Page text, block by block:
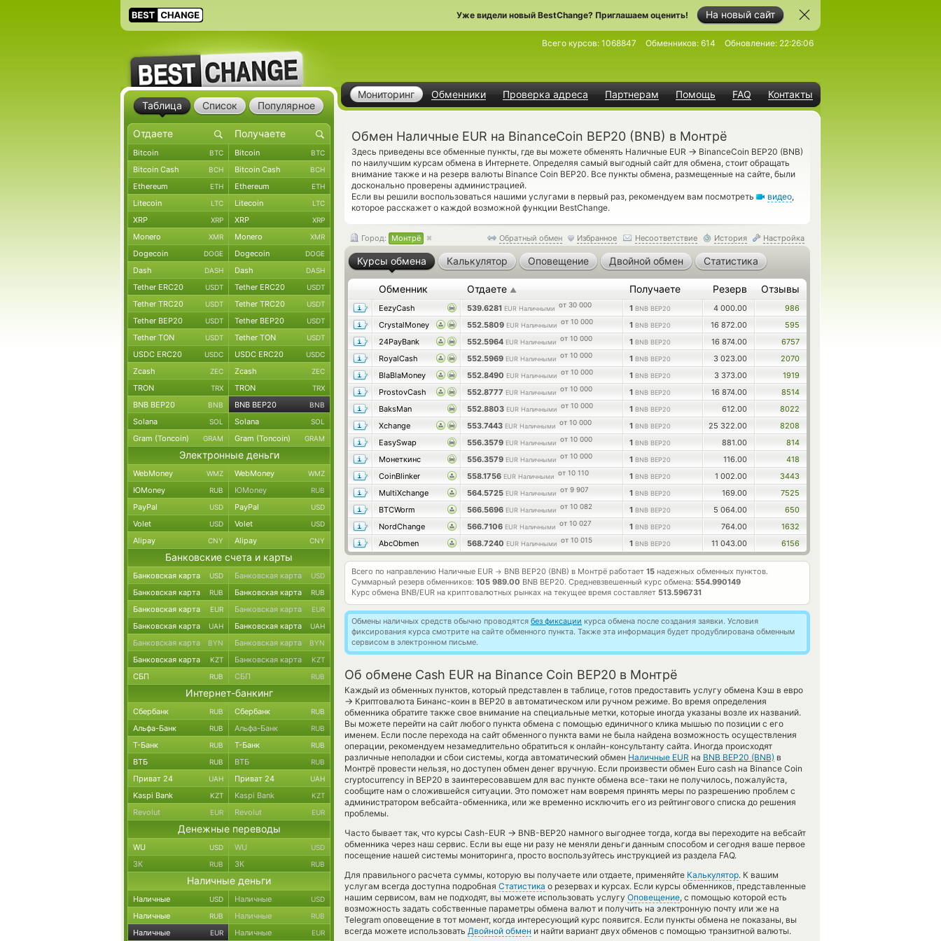
На новый сайт
Уже видели новый BestChange? Приглашаем оценить!
Мониторинг Обменники Проверка адреса Партнерам Помощь FAQ Контакты
Всего курсов: 1068847 Обменников: 614 Обновление: 22:26:06
Обмен Наличные EUR на BinanceCoin BEP20 (BNB) в Монтрё
Здесь приведены все обменные пункты, где вы можете обменять Наличные EUR → BinanceCoin BEP20 (BNB)
по наилучшим курсам обмена в Интернете. Определяя самый выгодный сайт для обмена, стоит обращать
внимание также и на резерв валюты Binance Coin BEP20. Все пункты обмена, размещенные на сайте, были
досконально проверены администрацией.
Если вы решили воспользоваться нашими услугами в первый раз, рекомендуем вам посмотреть
видео,
которое расскажет о каждой возможной функции BestChange.
Обратный обмен Избранное Несоответствие История Настройка
Город: Монтрё
Курсы обмена Калькулятор Оповещение Двойной обмен Статистика
Обменник Отдаете ▲ Получаете Резерв Отзывы
EezyCash 539.6281 EUR Наличными от 30 000 1 BNB BEP20 4 000.00
986
CrystalMoney
552.5809 EUR Наличными от 10 000 1 BNB BEP20 16 872.00
595
24PayBank
552.5964 EUR Наличными от 10 000 1 BNB BEP20 16 874.00
6757
RoyalCash
552.5969 EUR Наличными от 10 000 1 BNB BEP20 3 023.00
2070
BlaBlaMoney
552.8490 EUR Наличными от 10 000 1 BNB BEP20 3 373.00
1919
ProstovCash
552.8777 EUR Наличными от 10 000 1 BNB BEP20 16 874.00
8514
BaksMan
552.8803 EUR Наличными от 10 000 1 BNB BEP20 612.00
8022
Xchange
553.7443 EUR Наличными от 10 000 1 BNB BEP20 25 322.00
8208
EasySwap
556.3579 EUR Наличными от 10 000 1 BNB BEP20 881.00
814
Монеткинс
556.3579 EUR Наличными от 10 000 1 BNB BEP20 116.00
418
CoinBlinker
558.1756 EUR Наличными от 10 110 1 BNB BEP20 1 002.00
3443
MultiXchange
564.5725 EUR Наличными от 9 907 1 BNB BEP20 169.00
7525
BTCWorm
566.5696 EUR Наличными от 10 082 1 BNB BEP20 5 064.00
650
NordChange
566.7106 EUR Наличными от 10 027 1 BNB BEP20 764.00
1632
AbcObmen
568.7240 EUR Наличными от 10 015 1 BNB BEP20 11 043.00 6156
Всего по направлению Наличные EUR → BNB BEP20 (BNB) в Монтрё работает 15 надежных обменных пунктов.
Суммарный резерв обменников: 105 989.00 BNB BEP20. Средневзвешенный курс обмена: 554.990149
Курс обмена BNB/EUR на криптовалютных рынках на текущее время составляет 513.596731
Обмены наличных средств обычно проводятся без фиксации курса обмена после создания заявки. Условия
фиксирования курса смотрите на сайте обменного пункта. Также эта информация будет продублирована обменным
сервисом в электронном письме.
Об обмене Cash EUR на Binance Coin BEP20 в Монтрё
Каждый из обменных пунктов, который представлен в таблице, готов предоставить услугу обмена Кэш в евро
→ Криптовалюта Бинанс-коин в BEP20 в автоматическом или ручном режиме. Во время определения
обменника обратите также свое внимание на специальные метки, которые иногда указаны возле их названий.
Вы можете перейти на сайт любого пункта обмена с помощью единичного клика мышью по позиции с его
именем. Если после перехода на сайт обменного пункта вами не была найдена возможность осуществления
операции, рекомендуем незамедлительно обратиться к онлайн-консультанту сайта. Иногда происходят
различные неполадки и сбои системы, когда автоматический обмен Наличные EUR на BNB BEP20 (BNB) в
Монтрё провести нельзя, но доступен обмен денег вручную. Если произвести обмен Euro cash на Binance Coin
cryptocurrency in BEP20 в заинтересовавшем для вас пункте обмена все-таки не получилось, пожалуйста,
сообщите нам о сложившейся ситуации. Это поможет нам вовремя принять меры по разрешению проблем с
администратором вебсайта-обменника, или же временно исключить его из рейтингового списка до решения
проблемы.
Часто бывает так, что курсы Cash-EUR → BNB-BEP20 намного выгоднее тогда, когда вы переходите на вебсайт
обменника через наш сервис. Если вы еще ни разу не меняли деньги данным способом и сегодня ваше первое
посещение нашей системы мониторинга, просто воспользуйтесь инструкцией из раздела FAQ.
Для правильного расчета суммы, которую вы получаете или отдаете, применяйте Калькулятор. К вашим
услугам всегда доступна подробная Статистика о резервах и курсах. Если курсы обменников, представленные
нашим сервисом, вам не подходят, вы можете использовать услугу Оповещение, с помощью которой есть
возможность задать собственные параметры обмена валют и получить на электронную почту или же на
Telegram оповещение в тот момент, когда интересующий курс появится. Если пункты обмена не показаны, вы
всегда можете использовать Двойной обмен и найти вариант двух обменов с помощью транзитной валюты.
Таблица Список Популярное
Bitcoin BTC Bitcoin BTC
Bitcoin Cash BCH Bitcoin Cash BCH
Ethereum ETH Ethereum ETH
Litecoin LTC Litecoin LTC
XRP XRP XRP XRP
Monero XMR Monero XMR
Dogecoin DOGE Dogecoin DOGE
Dash DASH Dash DASH
Tether ERC20 USDT Tether ERC20 USDT
Tether TRC20 USDT Tether TRC20 USDT
Tether BEP20 USDT Tether BEP20 USDT
Tether TON USDT Tether TON USDT
USDC ERC20 USDC USDC ERC20 USDC
Zcash ZEC Zcash ZEC
TRON TRX TRON TRX
BNB BEP20 BNB BNB BEP20 BNB
Solana SOL Solana SOL
Gram (Toncoin) GRAM Gram (Toncoin) GRAM
Электронные деньги
WebMoney WMZ WebMoney WMZ
ЮMoney RUB ЮMoney RUB
PayPal USD PayPal USD
Volet USD Volet USD
Alipay CNY Alipay CNY
Банковские счета и карты
Банковская карта USD Банковская карта USD
Банковская карта RUB Банковская карта RUB
Банковская карта EUR Банковская карта EUR
Банковская карта UAH Банковская карта UAH
Банковская карта BYN Банковская карта BYN
Банковская карта KZT Банковская карта KZT
СБП RUB СБП RUB
Интернет-банкинг
Сбербанк RUB Сбербанк RUB
Альфа-Банк RUB Альфа-Банк RUB
Т-Банк RUB Т-Банк RUB
ВТБ RUB ВТБ RUB
Приват 24 UAH Приват 24 UAH
Kaspi Bank KZT Kaspi Bank KZT
Revolut EUR Revolut EUR
Денежные переводы
WU USD WU USD
ЗК RUB ЗК RUB
Наличные деньги
Наличные USD Наличные USD
Наличные RUB Наличные RUB
Наличные EUR Наличные EUR